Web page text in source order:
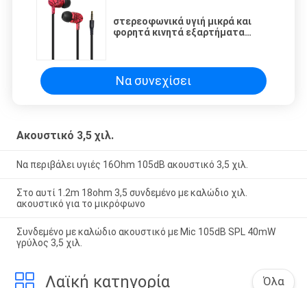
στερεοφωνικά υγιή μικρά και
φορητά κινητά εξαρτήματα
Να συνεχίσει
Ακουστικό 3,5 χιλ.
Να περιβάλει υγιές 16Ohm 105dB ακουστικό 3,5 χιλ.
Στο αυτί 1.2m 18ohm 3,5 συνδεμένο με καλώδιο χιλ.
ακουστικό για το μικρόφωνο
Συνδεμένο με καλώδιο ακουστικό με Mic 105dB SPL 40mW
γρύλος 3,5 χιλ.
Λαϊκή κατηγορία Όλα